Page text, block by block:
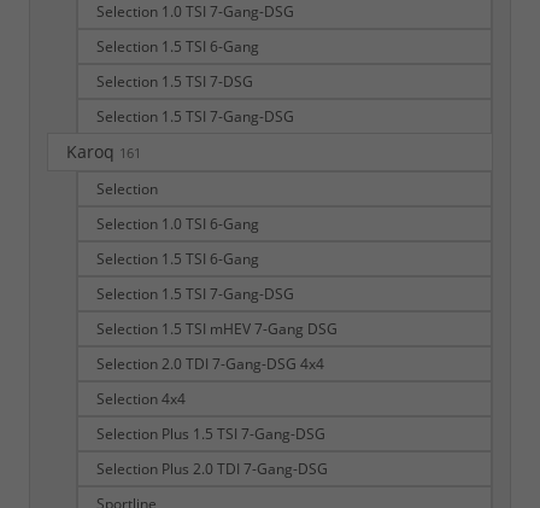
Selection 1.0 TSI 7-Gang-DSG
Selection 1.5 TSI 6-Gang
Selection 1.5 TSI 7-DSG
Selection 1.5 TSI 7-Gang-DSG
Karoq 161
Selection
Selection 1.0 TSI 6-Gang
Selection 1.5 TSI 6-Gang
Selection 1.5 TSI 7-Gang-DSG
Selection 1.5 TSI mHEV 7-Gang DSG
Selection 2.0 TDI 7-Gang-DSG 4x4
Selection 4x4
Selection Plus 1.5 TSI 7-Gang-DSG
Selection Plus 2.0 TDI 7-Gang-DSG